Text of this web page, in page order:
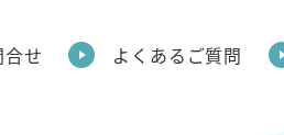
せ よくあるご質問